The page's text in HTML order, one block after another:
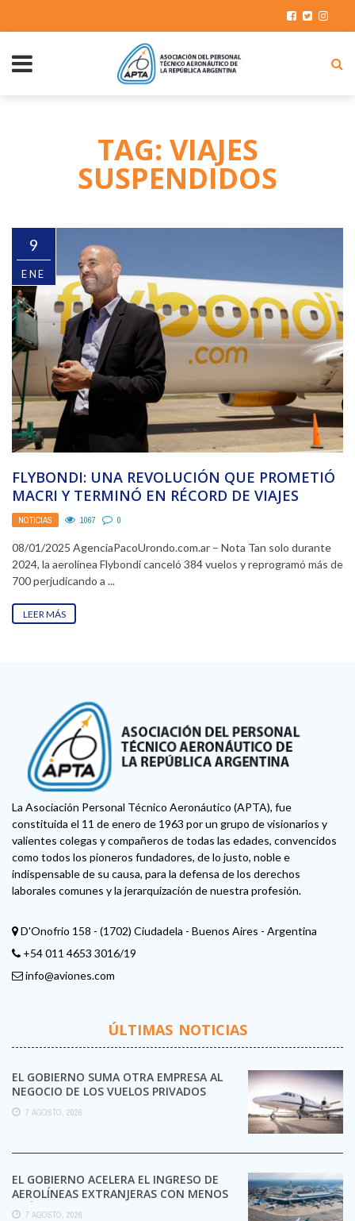
TAG: VIAJES
SUSPENDIDOS
9
ENE
FLYBONDI: UNA REVOLUCIÓN QUE PROMETIÓ
MACRI Y TERMINÓ EN RÉCORD DE VIAJES
SUSPENDIDOS
NOTICIAS 1067 0
08/01/2025 AgenciaPacoUrondo.com.ar – Nota Tan solo durante
2024, la aerolínea Flybondi canceló 384 vuelos y reprogramó más de
700 perjudicando a ...
LEER MÁS
La Asociación Personal Técnico Aeronáutico (APTA), fue
constituida el 11 de enero de 1963 por un grupo de visionarios y
valientes colegas y compañeros de todas las edades, convencidos
como todos los pioneros fundadores, de lo justo, noble e
indispensable de su causa, para la defensa de los derechos
laborales comunes y la jerarquización de nuestra profesión.
D'Onofrio 158 - (1702) Ciudadela - Buenos Aires - Argentina
+54 011 4653 3016/19
info@aviones.com
ÚLTIMAS NOTICIAS
EL GOBIERNO SUMA OTRA EMPRESA AL
NEGOCIO DE LOS VUELOS PRIVADOS
7 AGOSTO, 2026
EL GOBIERNO ACELERA EL INGRESO DE
AEROLÍNEAS EXTRANJERAS CON MENOS
TRÁMITES
7 AGOSTO, 2026